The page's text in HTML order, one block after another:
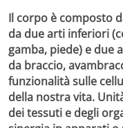
Il corpo è composto
da due arti inferiori
gamba, piede) e due
da braccio,
funzionalità sulle
della nostra vita.
dei tessuti e degli